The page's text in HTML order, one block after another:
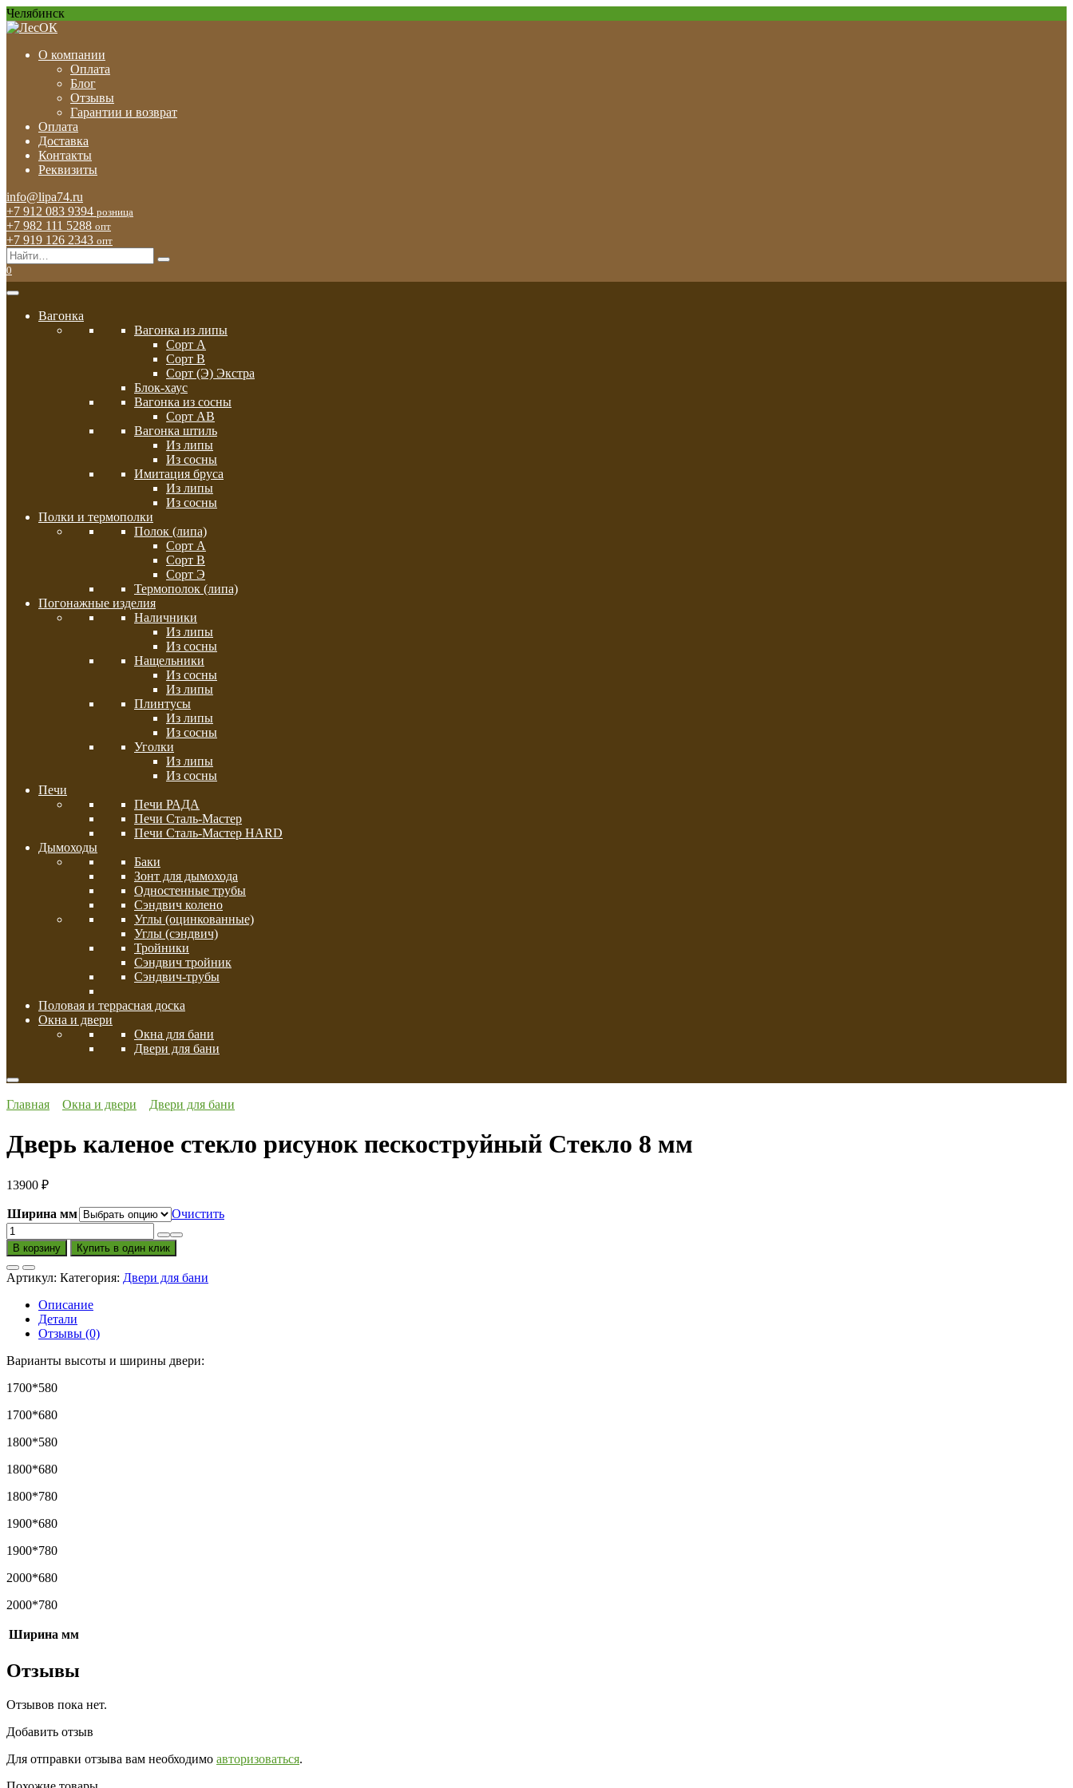
Перейти
к
Челябинск
О компании
Оплата
Блог
Отзывы
Гарантии и возврат
Оплата
Доставка
Контакты
Реквизиты
info@lipa74.ru
+7 912 083 9394 розница
+7 982 111 5288 опт
+7 919 126 2343 опт
Search
for:
0
Вагонка
Вагонка из липы
Сорт А
Сорт В
Сорт (Э) Экстра
Блок-хаус
Вагонка из сосны
Сорт АВ
Вагонка штиль
Из липы
Из сосны
Имитация бруса
Из липы
Из сосны
Полки и термополки
Полок (липа)
Сорт А
Сорт В
Сорт Э
Термополок (липа)
Погонажные изделия
Наличники
Из липы
Из сосны
Нащельники
Из сосны
Из липы
Плинтусы
Из липы
Из сосны
Уголки
Из липы
Из сосны
Печи
Печи РАДА
Печи Сталь-Мастер
Печи Сталь-Мастер HARD
Дымоходы
Баки
Зонт для дымохода
Одностенные трубы
Сэндвич колено
Углы (оцинкованные)
Углы (сэндвич)
Тройники
Сэндвич тройник
Сэндвич-трубы
Половая и террасная доска
Окна и двери
Окна для бани
Двери для бани
Главная Окна и двери Двери для бани
Дверь каленое стекло рисунок пескоструйный Стекло 8 мм
13900 ₽
Ширина мм
Очистить
Количество
товара
Дверь
каленое
стекло
рисунок
пескоструйный
Стекло
мм
В корзину Купить в один клик
Артикул: Категория: Двери для бани
Описание
Детали
Отзывы (0)
Варианты высоты и ширины двери:
1700*580
1700*680
1800*580
1800*680
1800*780
1900*680
1900*780
2000*680
2000*780
Ширина мм
Отзывы
Отзывов пока нет.
Добавить отзыв
Для отправки отзыва вам необходимо авторизоваться.